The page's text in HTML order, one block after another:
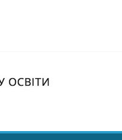
конкурс
Сотні на 2026/2027 н. р.